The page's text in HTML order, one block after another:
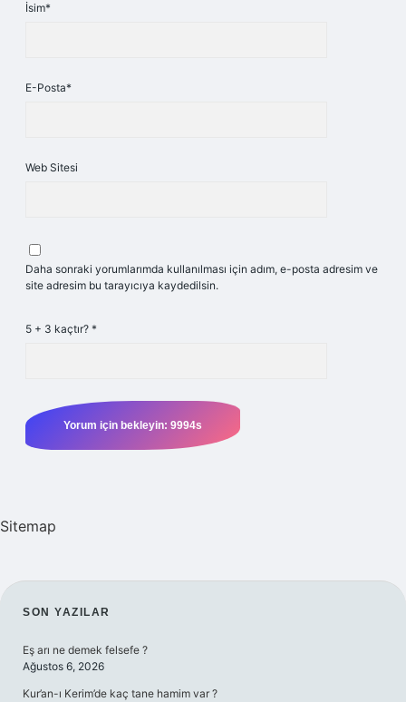
İsim*
E-Posta*
Web Sitesi
Daha sonraki yorumlarımda kullanılması için adım, e-posta adresim ve
site adresim bu tarayıcıya kaydedilsin.
5 + 3 kaçtır? *
Sitemap
SIDEBAR
SON YAZILAR
Eş arı ne demek felsefe ?
Ağustos 6, 2026
Kur’an-ı Kerim’de kaç tane hamim var ?